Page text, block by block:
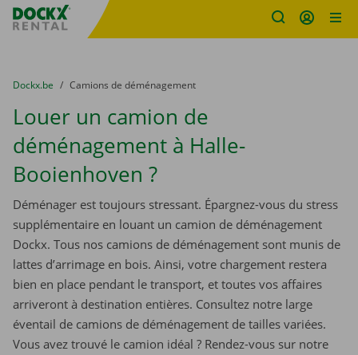
sitename
You are here:
du
Dockx.be to
Camions de déménagement
Louer un camion de
déménagement à Halle-
Booienhoven ?
Déménager est toujours stressant. Épargnez-vous du stress
supplémentaire en louant un camion de déménagement
Dockx. Tous nos camions de déménagement sont munis de
lattes d’arrimage en bois. Ainsi, votre chargement restera
bien en place pendant le transport, et toutes vos affaires
arriveront à destination entières. Consultez notre large
éventail de camions de déménagement de tailles variées.
Vous avez trouvé le camion idéal ? Rendez-vous sur notre